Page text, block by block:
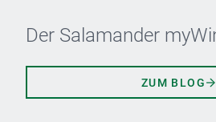
Der Salamander
ZUM BLOG